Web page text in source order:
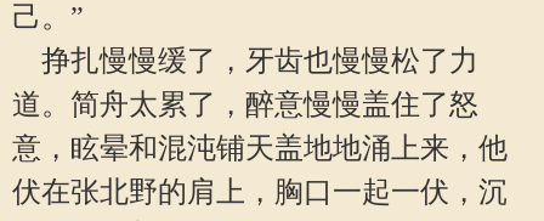
己。”
挣扎慢慢缓了，牙齿也慢慢松了力
道。简舟太累了，醉意慢慢盖住了怒
意，眩晕和混沌铺天盖地地涌上来，他
伏在张北野的肩上，胸口一起一伏，沉